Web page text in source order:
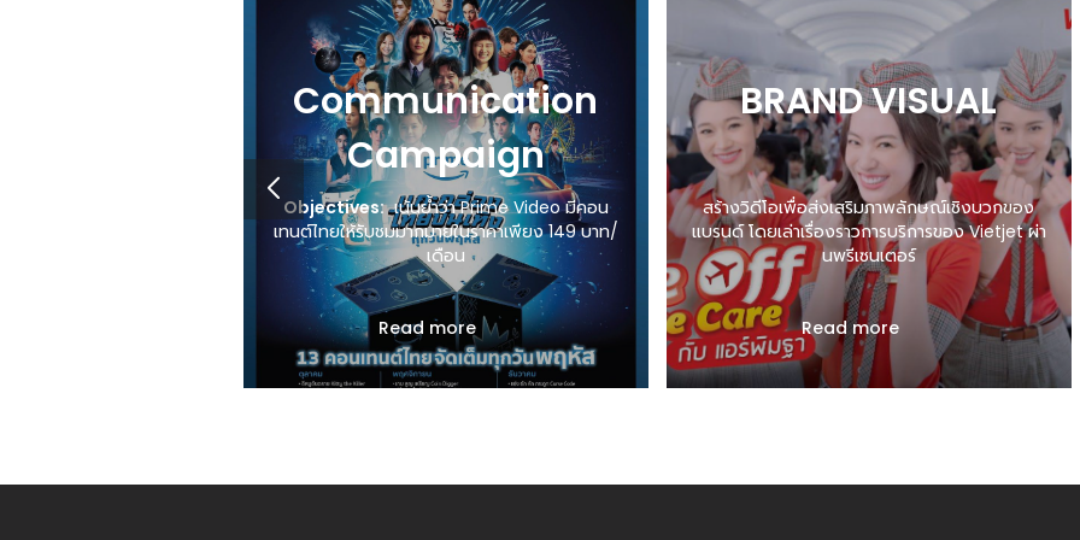
Communication
Campaign
Objectives:เน้นย้ำว่า Prime Video มีคอน
เทนต์ไทยให้รับชมมากมายในราคาเพียง 149 บาท/
เดือน
Target:ผู้ชมในเมือง อายุระหว่าง 18-44 ปี ที่มี
ความสนใจในคอนเทนต์ท้องถิ่นหลากหลายแนว และ
มองหาแพลตฟอร์มสตรีมมิ่งที่คุ้มค่า
Read more
BRAND VISUAL
สร้างวิดีโอเพื่อส่งเสริมภาพลักษณ์เชิงบวกของ
แบรนด์ โดยเล่าเรื่องราวการบริการของ Vietjet ผ่า
นพรีเซนเตอร์
Read more